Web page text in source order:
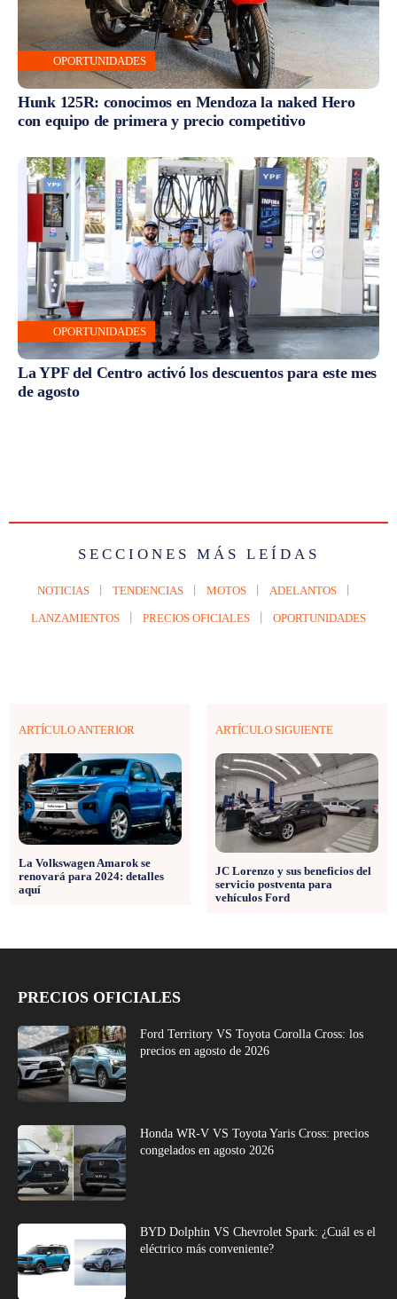
OPORTUNIDADES
Hunk 125R: conocimos en Mendoza la naked Hero
con equipo de primera y precio competitivo
OPORTUNIDADES
La YPF del Centro activó los descuentos para este mes
de agosto
SECCIONES MÁS LEÍDAS
NOTICIAS TENDENCIAS MOTOS ADELANTOS
LANZAMIENTOS PRECIOS OFICIALES OPORTUNIDADES
ARTÍCULO ANTERIOR
La Volkswagen Amarok se
renovará para 2024: detalles
aquí
ARTÍCULO SIGUIENTE
JC Lorenzo y sus beneficios del
servicio postventa para
vehículos Ford
PRECIOS OFICIALES
Ford Territory VS Toyota Corolla Cross: los
precios en agosto de 2026
Honda WR-V VS Toyota Yaris Cross: precios
congelados en agosto 2026
BYD Dolphin VS Chevrolet Spark: ¿Cuál es el
eléctrico más conveniente?